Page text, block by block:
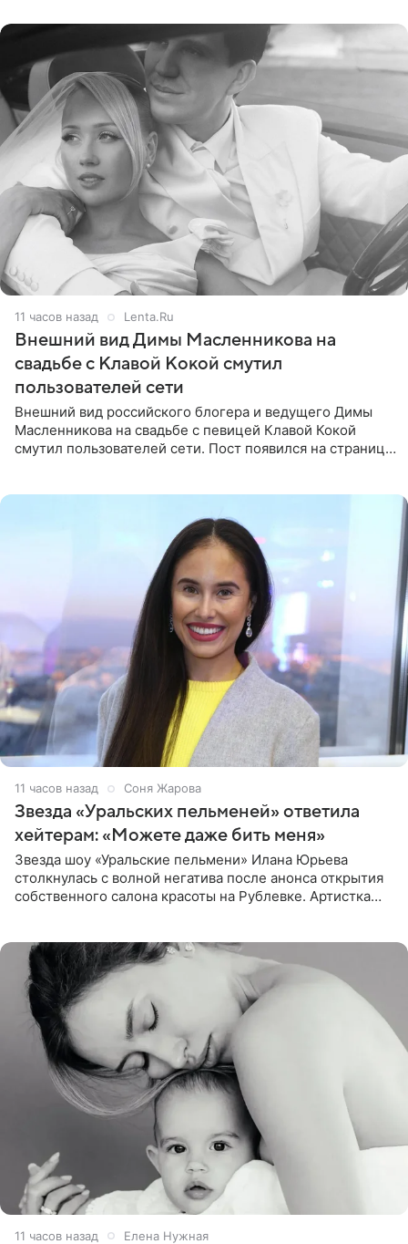
11 часов назад Lenta.Ru
Внешний вид Димы Масленникова на
свадьбе с Клавой Кокой смутил
пользователей сети
Внешний вид российского блогера и ведущего Димы
Масленникова на свадьбе с певицей Клавой Кокой
смутил пользователей сети. Пост появился на странице
11 часов назад Соня Жарова
Звезда «Уральских пельменей» ответила
хейтерам: «Можете даже бить меня»
Звезда шоу «Уральские пельмени» Илана Юрьева
столкнулась с волной негатива после анонса открытия
собственного салона красоты на Рублевке. Артистка
11 часов назад Елена Нужная